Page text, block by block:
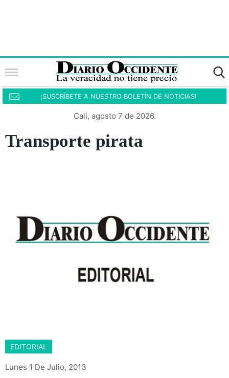
¡SUSCRÍBETE A NUESTRO BOLETÍN DE NOTICIAS!
Cali, agosto 7 de 2026.
Transporte pirata
EDITORIAL
Lunes 1 De Julio, 2013